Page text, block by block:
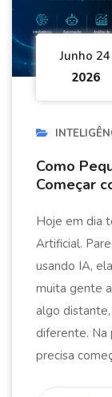
Junho 24
2026
Como
Começar
Hoje em dia
Artificial.
usando IA,
muita gente
algo
diferente. Na
precisa